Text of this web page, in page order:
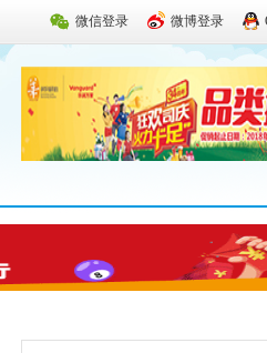
微信登录 微博登录